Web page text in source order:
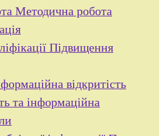
Методична робота
Підвищення
відкритість
та інформаційна